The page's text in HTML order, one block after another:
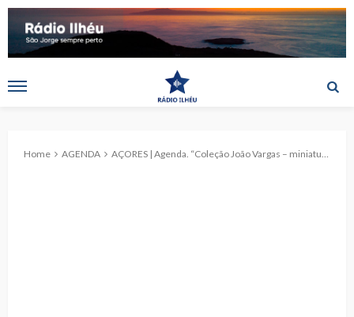
Home AGENDA AÇORES | Agenda. “Coleção João Vargas – miniaturas de barcos” em exposição no Museu da Indústria Baleeira, em São Roque do Pico